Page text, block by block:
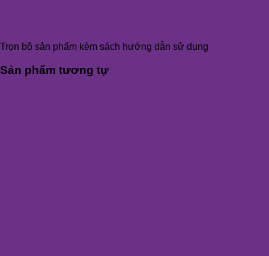
Trọn bộ sản phẩm kèm sách hướng dẫn sử dụng
Sản phẩm tương tự